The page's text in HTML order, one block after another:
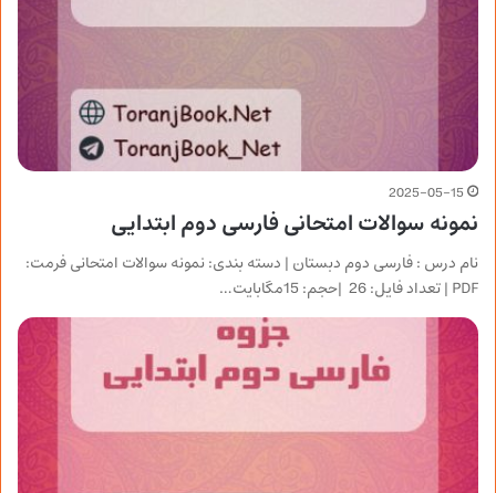
2025-05-15
نمونه سوالات امتحانی فارسی دوم ابتدایی
نام درس : فارسی دوم دبستان | دسته بندی: نمونه سوالات امتحانی فرمت:
PDF | تعداد فایل: 26 |حجم: 15مگابایت…